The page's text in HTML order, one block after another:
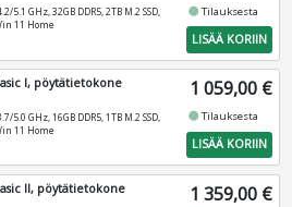
5.1 GHz, 32GB DDR5, 2TB M.2 SSD,
11 Home
fiber_manual_recordTilauksesta
LISÄÄ KORIIN
I, pöytätietokone
5.0 GHz, 16GB DDR5, 1TB M.2 SSD,
11 Home
1 059,00 €
fiber_manual_recordTilauksesta
LISÄÄ KORIIN
II, pöytätietokone 1 359,00 €